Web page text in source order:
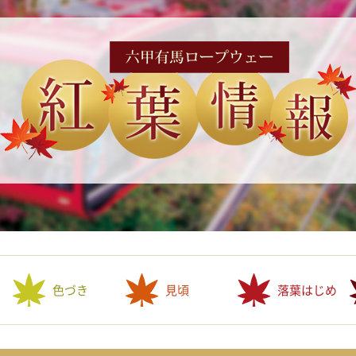
色づき 見頃 落葉はじめ